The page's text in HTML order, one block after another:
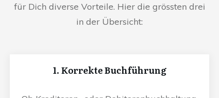
für Dich diverse Vorteile. Hier die grössten drei
in der Übersicht:
1. Korrekte Buchführung